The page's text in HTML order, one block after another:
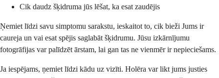
Cik daudz šķidruma jūs lēšat, ka esat zaudējis
Ņemiet līdzi savu simptomu sarakstu, ieskaitot to, cik bieži Jums ir
caureja un vai esat spējis saglabāt šķidrumu. Jūsu izkārnījumu
fotogrāfijas var palīdzēt ārstam, lai gan tas ne vienmēr ir nepieciešams.
Ja iespējams, ņemiet līdzi kādu uz vizīti. Holēra var likt jums justies